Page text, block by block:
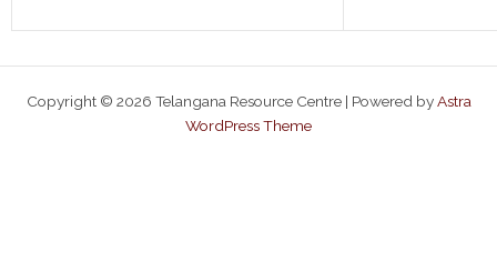
Copyright © 2026 Telangana Resource Centre | Powered byAstra
WordPress Theme